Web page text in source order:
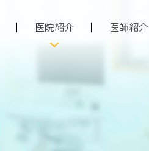
医院紹介 医師紹介